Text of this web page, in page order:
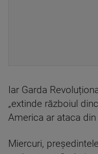
Iar Garda
„extinde războiul
America ar ataca din
Miercuri,